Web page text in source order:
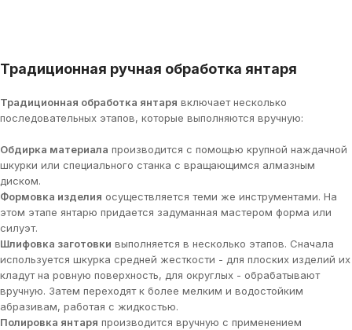
Традиционная ручная обработка янтаря
Традиционная обработка янтаря включает несколько
последовательных этапов, которые выполняются вручную:
Обдирка материала производится с помощью крупной наждачной
шкурки или специального станка с вращающимся алмазным
диском.
Формовка изделия осуществляется теми же инструментами. На
этом этапе янтарю придается задуманная мастером форма или
силуэт.
Шлифовка заготовки выполняется в несколько этапов. Сначала
используется шкурка средней жесткости - для плоских изделий их
кладут на ровную поверхность, для округлых - обрабатывают
вручную. Затем переходят к более мелким и водостойким
абразивам, работая с жидкостью.
Полировка янтаря производится вручную с применением